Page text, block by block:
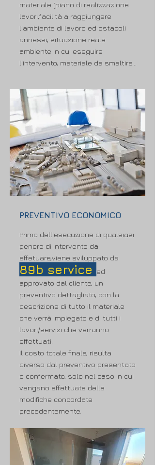
materiale (piano di realizzazione
lavori,facilità a raggiungere
l'ambiente di lavoro ed ostacoli
annessi, situazione reale
ambiente in cui eseguire
l'intervento, materiale da smaltire...
PREVENTIVO ECONOMICO
Prima dell'esecuzione di qualsiasi
genere di intervento da
effetuare,viene sviluppato da
89b service
ed
approvato dal cliente, un
preventivo dettagliato, con la
descrizione di tutto il materiale
che verrà impiegato e di tutti i
lavori/servizi che verranno
effettuati.
Il costo totale finale, risulta
diverso dal preventivo presentato
e confermato, solo nel caso in cui
vengano effettuate delle
modifiche concordate
precedentemente.